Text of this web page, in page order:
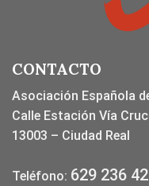
CONTACTO
Asociación Española
Calle Estación Vía
13003 – Ciudad Real
Teléfono: 629 236